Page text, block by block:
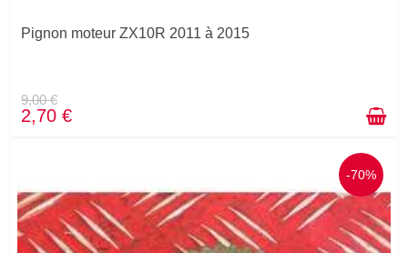
Pignon moteur ZX10R 2011 à 2015
9,00 €
2,70 €
-70%